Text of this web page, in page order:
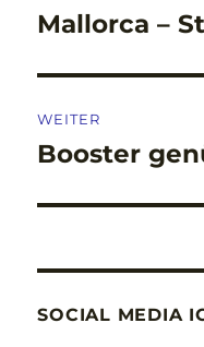
Vorheriger
Mallorca –
WEITER
Nächster
Booster
SOCIAL MEDIA